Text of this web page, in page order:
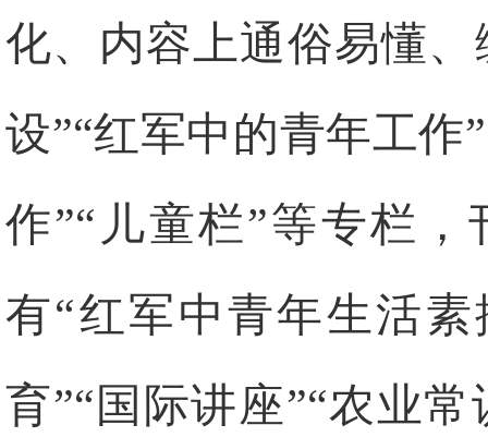
化、内容上通俗易懂
设”“红军中的青年工作
作”“儿童栏”等专栏
有“红军中青年生活素
育”“国际讲座”“农业